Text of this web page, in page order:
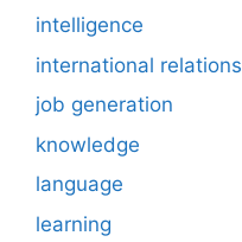
intelligence
international relations
job generation
knowledge
language
learning